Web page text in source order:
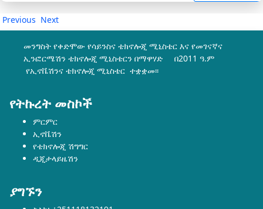
Previous Next
መንግስት የቀድሞው የሳይንስና ቴክኖሎጂ ሚኒስቴር እና የመገናኛና
ኢንፎርሜሽን ቴክኖሎጂ ሚኒስቴርን በማዋሃድ በ2011 ዓ.ም
የኢኖቬሽንና ቴክኖሎጂ ሚኒስቴር ተቋቋመ፡፡
የትኩረት መስኮች
ምርምር
ኢኖቬሽን
የቴክኖሎጂ ሽግግር
ዲጂታላይዜሽን
ያግኙን